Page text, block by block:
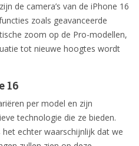
de camera’s van de iPhone 16
zoals geavanceerde
zoom op de Pro-modellen,
tot nieuwe hoogtes wordt
16
per model en zijn
technologie die ze bieden.
echter waarschijnlijk dat we